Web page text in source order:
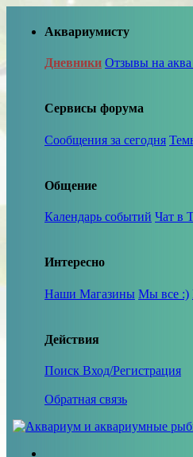
Аквариумисту
Дневники Отзывы на
Сервисы форума
Сообщения за сегодня
Общение
Календарь событий Чат в
Интересно
Наши Магазины Мы все :)
Действия
Поиск Вход/Регистрация
Обратная связь